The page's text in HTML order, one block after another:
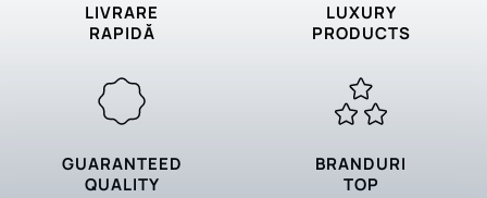
LIVRARE
RAPIDĂ
LUXURY
PRODUCTS
GUARANTEED
QUALITY
BRANDURI
TOP